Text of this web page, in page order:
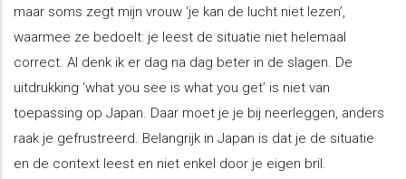
maar soms zegt mijn vrouw ‘je kan de lucht niet lezen’,
waarmee ze bedoelt: je leest de situatie niet helemaal
correct. Al denk ik er dag na dag beter in de slagen. De
uitdrukking ‘what you see is what you get’ is niet van
toepassing op Japan. Daar moet je je bij neerleggen, anders
raak je gefrustreerd. Belangrijk in Japan is dat je de situatie
en de context leest en niet enkel door je eigen bril.